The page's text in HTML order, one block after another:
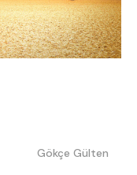
Gökçe Gülten